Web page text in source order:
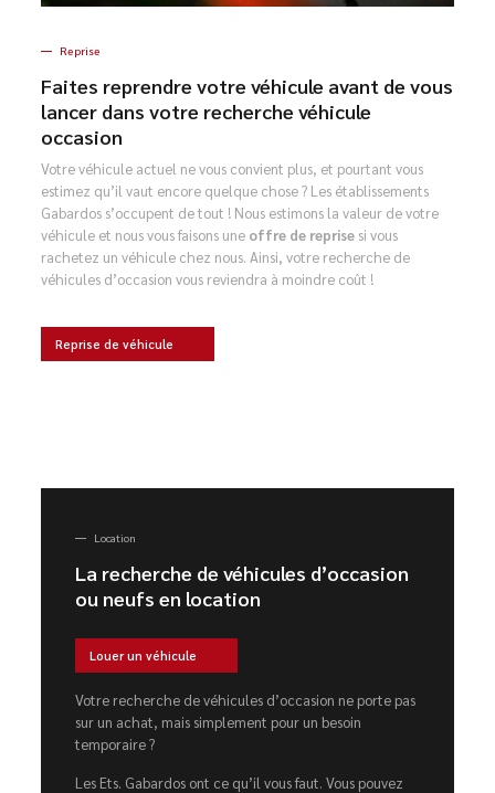
Reprise
Faites reprendre votre véhicule avant de vous
lancer dans votre recherche véhicule
occasion
Votre véhicule actuel ne vous convient plus, et pourtant vous
estimez qu’il vaut encore quelque chose ? Les établissements
Gabardos s’occupent de tout ! Nous estimons la valeur de votre
véhicule et nous vous faisons une offre de reprise si vous
rachetez un véhicule chez nous. Ainsi, votre recherche de
véhicules d’occasion vous reviendra à moindre coût !
Reprise de véhicule
Location
La recherche de véhicules d’occasion
ou neufs en location
Louer un véhicule
Votre recherche de véhicules d’occasion ne porte pas
sur un achat, mais simplement pour un besoin
temporaire ?
Les Ets. Gabardos ont ce qu’il vous faut. Vous pouvez